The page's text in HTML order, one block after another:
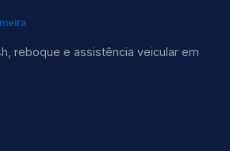
reboque e assistência veicular em